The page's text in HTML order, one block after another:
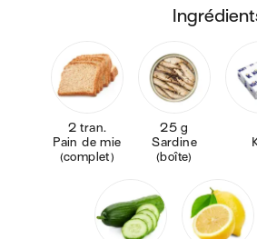
2 tran.
Pain de mie
(complet)
25 g
Sardine
(boîte)